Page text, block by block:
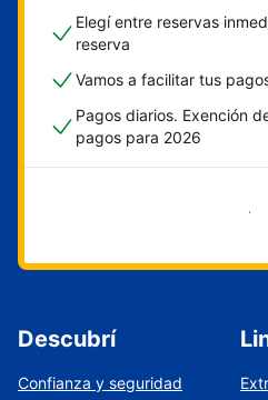
Elegí entre reservas
reserva
Vamos a facilitar tus
Pagos diarios. Exención
pagos para 2026
Empezar
Descubrí
Confianza y seguridad